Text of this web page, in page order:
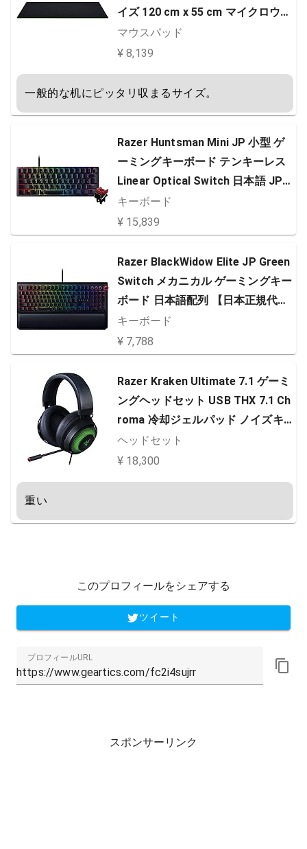
イズ 120 cm x 55 cm マイクロウェ
ーブクロス 【日本正規代理店保証
品】 RZ02-03330500-R3M1
マウスパッド
¥ 8,139
一般的な机にピッタリ収まるサイズ。
Razer Huntsman Mini JP 小型 ゲ
ーミングキーボード テンキーレス
Linear Optical Switch 日本語 JP
配列 60%レイアウト 光学スイッチ
超高速1.2mm作動 リニア触感 静音
Chroma RGB 【日本正規代理店保
証品】 RZ03-03390800-R3J1
キーボード
¥ 15,839
Razer BlackWidow Elite JP Green
Switch メカニカル ゲーミングキー
ボード 日本語配列 【日本正規代理
店保証品】 RZ03-02620800-R3J1
ブラック
キーボード
¥ 7,788
Razer Kraken Ultimate 7.1 ゲーミ
ングヘッドセット USB THX 7.1 Ch
roma 冷却ジェルパッド ノイズキ
ャンセリングマイク PC PS4 PS5
Switch 【日本正規代理店保証品】
ヘッドセット
¥ 18,300
重い
このプロフィールをシェアする
ツイート
プロフィールURL
スポンサーリンク